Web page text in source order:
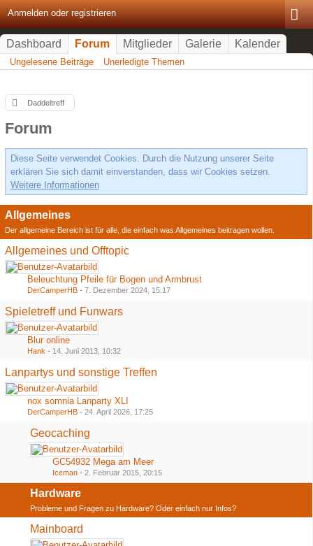
Anmelden oder registrieren
Dashboard Forum Mitglieder Galerie Kalender
Ungelesene Beiträge Unerledigte Themen
Daddeltreff
Forum
Diese Seite verwendet Cookies. Durch die Nutzung unserer Seite
erklären Sie sich damit einverstanden, dass wir Cookies setzen.
Weitere Informationen
Allgemeines
Der allgemeine Bereich ist für alle, die einfach was Allgemeines beitragen wollen.
Allgemeines und Offtopic
Beleuchtung Pfeile für Bogen und Armbrust
DerCamperHB - 7. Dezember 2024, 15:17
Spieletreff und Funwars
Blur online
Hank - 14. Juni 2013, 10:32
Lanpartys und sonstige Treffen
nox somnia Lanparty XLI
DerCamperHB - 24. April 2026, 17:25
Geocaching
GC54932 Mega am Meer
Iceman - 2. Februar 2015, 20:15
Hardware
Probleme und Fragen zu Hardware? Oder einfach nur Infos?
Mainboard